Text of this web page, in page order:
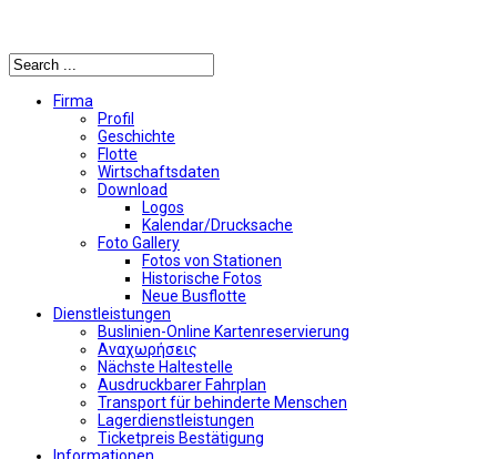
Firma
Profil
Geschichte
Flotte
Wirtschaftsdaten
Download
Logos
Kalendar/Drucksache
Foto Gallery
Fotos von Stationen
Historische Fotos
Neue Busflotte
Dienstleistungen
Buslinien-Online Kartenreservierung
Αναχωρήσεις
Nächste Haltestelle
Αusdruckbarer Fahrplan
Transport für behinderte Menschen
Lagerdienstleistungen
Ticketpreis Bestätigung
Informationen